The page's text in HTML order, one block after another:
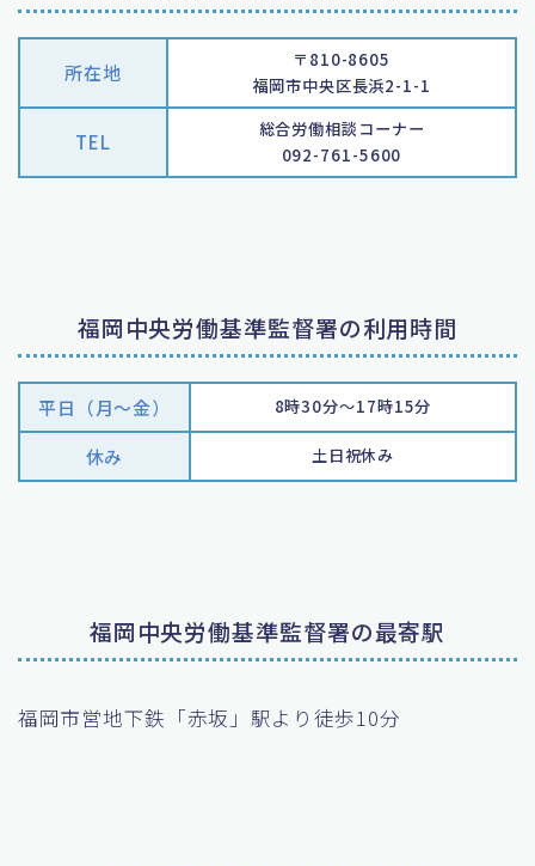
所在地
〒810-8605
福岡市中央区長浜2-1-1
TEL
総合労働相談コーナー
092-761-5600
福岡中央労働基準監督署の利用時間
平日（月〜金） 8時30分～17時15分
休み 土日祝休み
福岡中央労働基準監督署の最寄駅
福岡市営地下鉄「赤坂」駅より徒歩10分